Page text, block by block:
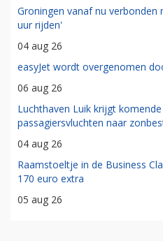
Groningen vanaf nu verbonden
uur rijden'
04 aug 26
easyJet wordt overgenomen
06 aug 26
Luchthaven Luik krijgt
passagiersvluchten naar
04 aug 26
Raamstoeltje in de Business
170 euro extra
05 aug 26